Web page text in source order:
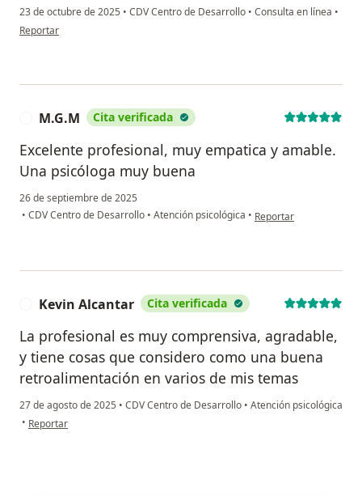
23 de octubre de 2025 • CDV Centro de Desarrollo • Consulta en línea •
en opinión del usuario Jose Alberto Trejo
Reportar
M.G.M Cita verificada
Excelente profesional, muy empatica y amable.
Una psicóloga muy buena
26 de septiembre de 2025
• CDV Centro de Desarrollo • Atención psicológica • en opinión del usuario
Reportar
Kevin Alcantar Cita verificada
La profesional es muy comprensiva, agradable,
y tiene cosas que considero como una buena
retroalimentación en varios de mis temas
27 de agosto de 2025 • CDV Centro de Desarrollo • Atención psicológica
• en opinión del usuario Kevin Alcantar
Reportar